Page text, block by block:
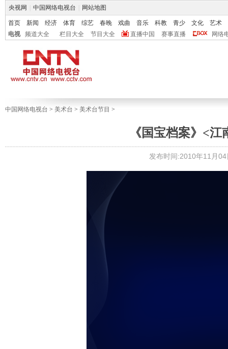
央视网 中国网络电视台 网站地图
首页 新闻 经济 体育 综艺 春晚 戏曲 音乐 科教 青少 文化
艺术
电视
频道大全 栏目大全 节目大全 直播中国 赛事直播 网络
中国网络电视台 > 美术台 > 美术台节目 >
《国宝档案》<
发布时间:2010年11月